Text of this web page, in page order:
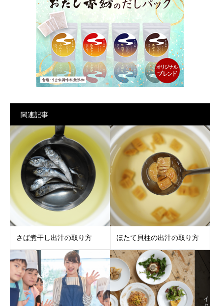
関連記事
さば煮干し出汁の取り方 ほたて貝柱の出汁の取り方